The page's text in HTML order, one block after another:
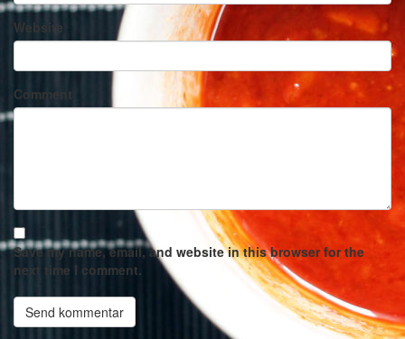
Website
Comment
Save my name, email, and website in this browser for the
next time I comment.